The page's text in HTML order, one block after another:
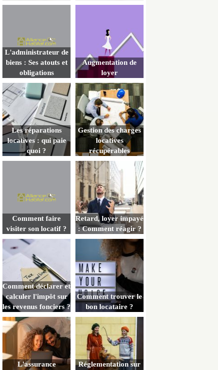
L'administrateur de
biens : Ses atouts et
obligations
Augmentation de
loyer
Les réparations
locatives : qui paie
quoi ?
Gestion des charges
locatives
récupérables
Comment faire
visiter son locatif ?
Retard, loyer impayé
: Comment réagir ?
Comment déclarer et
calculer l'impôt sur
les revenus fonciers ?
Comment trouver le
bon locataire ?
L'assurance
Réglementation sur